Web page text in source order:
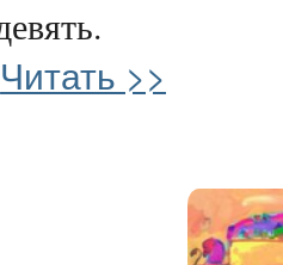
Читать >>